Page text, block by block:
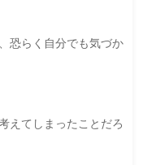
恐らく自分でも気づか
えてしまったことだろ